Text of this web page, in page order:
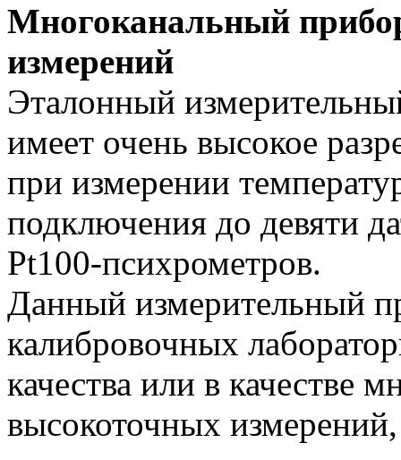
Многоканальный
измерений
Эталонный
имеет очень высокое
при измерении
подключения до девяти
Pt100-психрометров.
Данный измерительный
калибровочных
качества или в качестве
высокоточных